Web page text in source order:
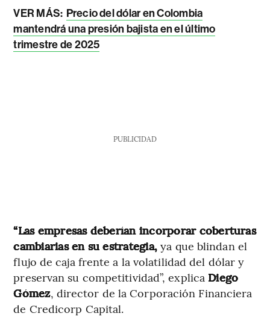
VER MÁS: Precio del dólar en Colombia
mantendrá una presión bajista en el último
trimestre de 2025
PUBLICIDAD
“Las empresas deberían incorporar coberturas
cambiarias en su estrategia, ya que blindan el
flujo de caja frente a la volatilidad del dólar y
preservan su competitividad”, explica Diego
Gómez, director de la Corporación Financiera
de Credicorp Capital.